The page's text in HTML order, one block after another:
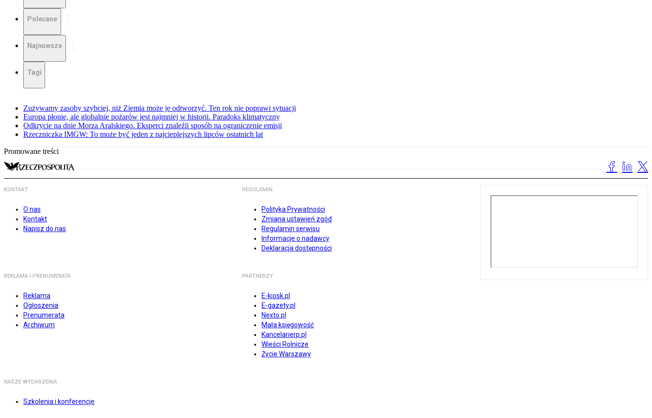
Polecane
Najnowsze
Tagi
Zużywamy zasoby szybciej, niż Ziemia może je odtworzyć. Ten rok nie poprawi sytuacji
Europa płonie, ale globalnie pożarów jest najmniej w historii. Paradoks klimatyczny
Odkrycie na dnie Morza Aralskiego. Eksperci znaleźli sposób na ograniczenie emisji
Rzeczniczka IMGW: To może być jeden z najcieplejszych lipców ostatnich lat
Promowane treści
KONTAKT
O nas
Kontakt
Napisz do nas
REGULAMIN
Polityka Prywatności
Zmiana ustawień zgód
Regulamin serwisu
Informacje o nadawcy
Deklaracja dostępności
REKLAMA I PRENUMERATA
Reklama
Ogłoszenia
Prenumerata
Archiwum
PARTNERZY
E-kiosk.pl
E-gazety.pl
Nexto.pl
Mała księgowość
Kancelarierp.pl
Wieści Rolnicze
Życie Warszawy
NASZE WYDARZENIA
Szkolenia i konferencje